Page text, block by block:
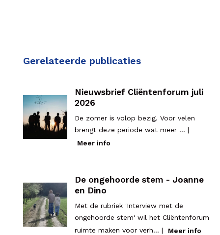
Gerelateerde publicaties
Nieuwsbrief Cliëntenforum juli
2026
De zomer is volop bezig. Voor velen
brengt deze periode wat meer ... |
Meer info
De ongehoorde stem - Joanne
en Dino
Met de rubriek 'Interview met de
ongehoorde stem' wil het Cliëntenforum
ruimte maken voor verh... |
Meer info